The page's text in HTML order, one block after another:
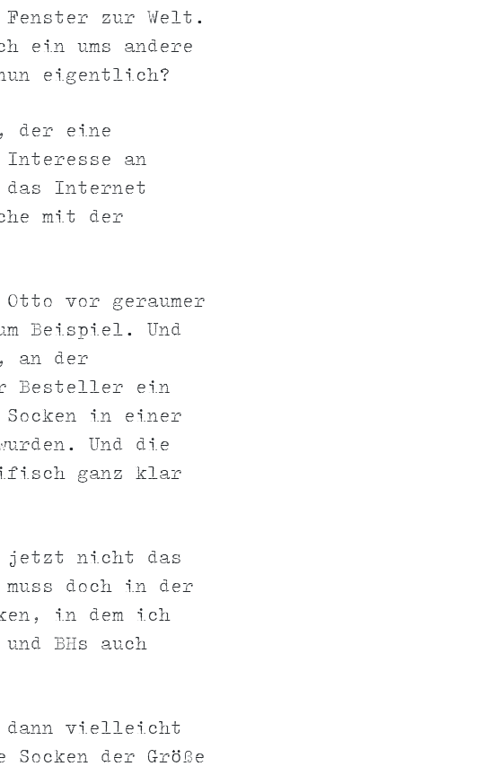
zur Welt.
ein ums andere
eigentlich?
der eine
Interesse an
Internet
mit der
vor geraumer
Beispiel. Und
an der
Besteller ein
in einer
Und die
ganz klar
jetzt nicht das
doch in der
in dem ich
BHs auch
dann vielleicht
Socken der Größe